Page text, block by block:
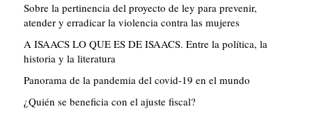
Sobre la pertinencia del proyecto de ley para prevenir,
atender y erradicar la violencia contra las mujeres
A ISAACS LO QUE ES DE ISAACS. Entre la política, la
historia y la literatura
Panorama de la pandemia del covid-19 en el mundo
¿Quién se beneficia con el ajuste fiscal?